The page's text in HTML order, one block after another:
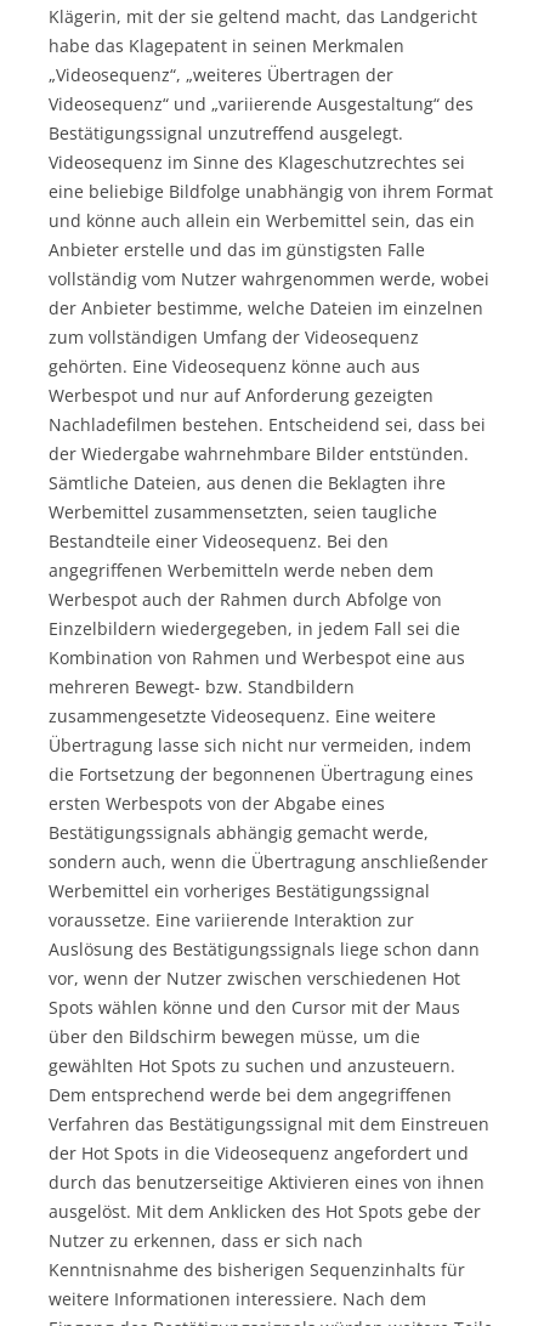
Klägerin, mit der sie geltend macht, das Landgericht
habe das Klagepatent in seinen Merkmalen
„Videosequenz“, „weiteres Übertragen der
Videosequenz“ und „variierende Ausgestaltung“ des
Bestätigungssignal unzutreffend ausgelegt.
Videosequenz im Sinne des Klageschutzrechtes sei
eine beliebige Bildfolge unabhängig von ihrem Format
und könne auch allein ein Werbemittel sein, das ein
Anbieter erstelle und das im günstigsten Falle
vollständig vom Nutzer wahrgenommen werde, wobei
der Anbieter bestimme, welche Dateien im einzelnen
zum vollständigen Umfang der Videosequenz
gehörten. Eine Videosequenz könne auch aus
Werbespot und nur auf Anforderung gezeigten
Nachladefilmen bestehen. Entscheidend sei, dass bei
der Wiedergabe wahrnehmbare Bilder entstünden.
Sämtliche Dateien, aus denen die Beklagten ihre
Werbemittel zusammensetzten, seien taugliche
Bestandteile einer Videosequenz. Bei den
angegriffenen Werbemitteln werde neben dem
Werbespot auch der Rahmen durch Abfolge von
Einzelbildern wiedergegeben, in jedem Fall sei die
Kombination von Rahmen und Werbespot eine aus
mehreren Bewegt- bzw. Standbildern
zusammengesetzte Videosequenz. Eine weitere
Übertragung lasse sich nicht nur vermeiden, indem
die Fortsetzung der begonnenen Übertragung eines
ersten Werbespots von der Abgabe eines
Bestätigungssignals abhängig gemacht werde,
sondern auch, wenn die Übertragung anschließender
Werbemittel ein vorheriges Bestätigungssignal
voraussetze. Eine variierende Interaktion zur
Auslösung des Bestätigungssignals liege schon dann
vor, wenn der Nutzer zwischen verschiedenen Hot
Spots wählen könne und den Cursor mit der Maus
über den Bildschirm bewegen müsse, um die
gewählten Hot Spots zu suchen und anzusteuern.
Dem entsprechend werde bei dem angegriffenen
Verfahren das Bestätigungssignal mit dem Einstreuen
der Hot Spots in die Videosequenz angefordert und
durch das benutzerseitige Aktivieren eines von ihnen
ausgelöst. Mit dem Anklicken des Hot Spots gebe der
Nutzer zu erkennen, dass er sich nach
Kenntnisnahme des bisherigen Sequenzinhalts für
weitere Informationen interessiere. Nach dem